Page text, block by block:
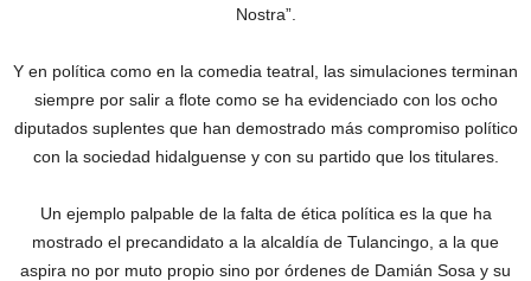
Nostra”.
Y en política como en la comedia teatral, las simulaciones terminan
siempre por salir a flote como se ha evidenciado con los ocho
diputados suplentes que han demostrado más compromiso político
con la sociedad hidalguense y con su partido que los titulares.
Un ejemplo palpable de la falta de ética política es la que ha
mostrado el precandidato a la alcaldía de Tulancingo, a la que
aspira no por muto propio sino por órdenes de Damián Sosa y su